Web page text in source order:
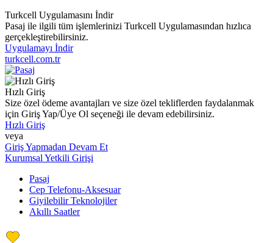
Turkcell Uygulamasını İndir
Pasaj ile ilgili tüm işlemlerinizi Turkcell Uygulamasından hızlıca
gerçekleştirebilirsiniz.
Uygulamayı İndir
turkcell.com.tr
Hızlı Giriş
Size özel ödeme avantajları ve size özel tekliflerden faydalanmak
için Giriş Yap/Üye Ol seçeneği ile devam edebilirsiniz.
Hızlı Giriş
veya
Giriş Yapmadan Devam Et
Kurumsal Yetkili Girişi
Pasaj
Cep Telefonu-Aksesuar
Giyilebilir Teknolojiler
Akıllı Saatler